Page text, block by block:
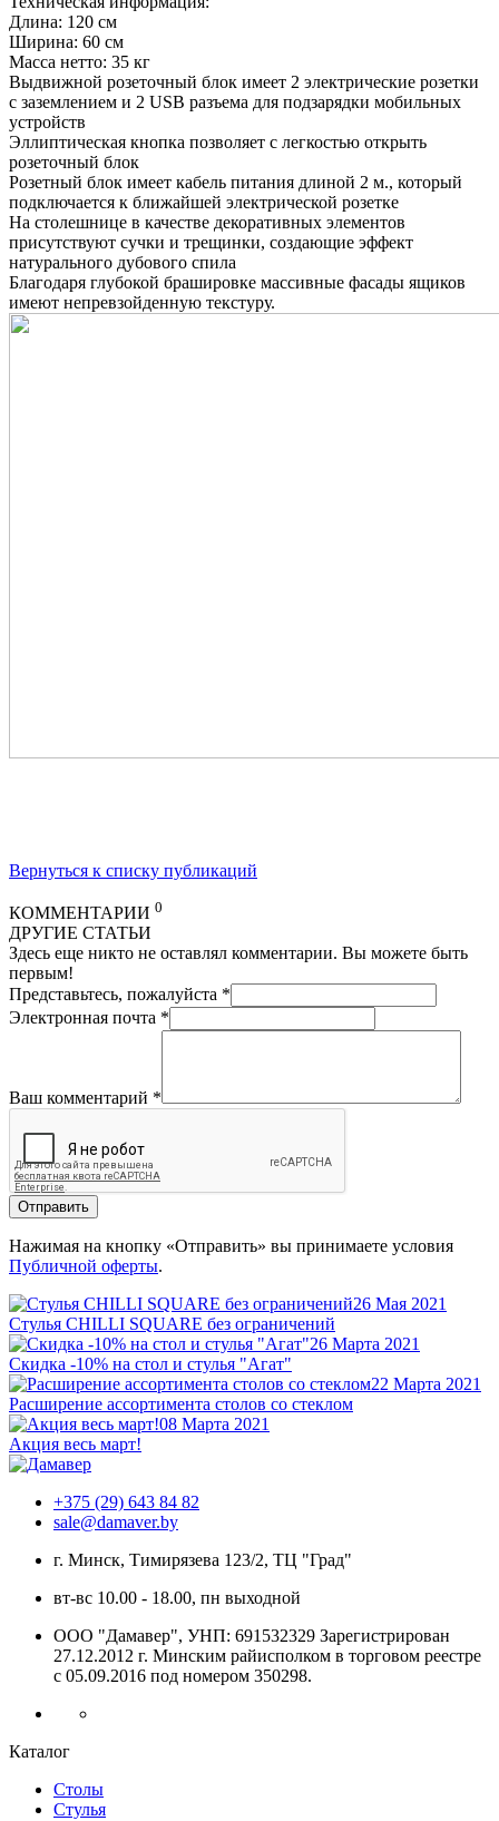
Длина: 120 см
Ширина: 60 см
Масса нетто: 35 кг
Выдвижной розеточный блок имеет 2 электрические розетки
с заземлением и 2 USB разъема для подзарядки мобильных
устройств
Эллиптическая кнопка позволяет с легкостью открыть
розеточный блок
Розетный блок имеет кабель питания длиной 2 м., который
подключается к ближайшей электрической розетке
На столешнице в качестве декоративных элементов
присутствуют сучки и трещинки, создающие эффект
натурального дубового спила
Благодаря глубокой брашировке массивные фасады ящиков
имеют непревзойденную текстуру.
Вернуться к списку публикаций
КОММЕНТАРИИ 0
ДРУГИЕ СТАТЬИ
Здесь еще никто не оставлял комментарии. Вы можете быть
первым!
Представьтесь, пожалуйста *
Электронная почта *
Ваш комментарий *
Отправить
Нажимая на кнопку «Отправить» вы принимаете условия
Публичной оферты.
26 Мая 2021
Стулья CHILLI SQUARE без ограничений
26 Марта 2021
Скидка -10% на стол и стулья "Агат"
22 Марта 2021
Расширение ассортимента столов со стеклом
08 Марта 2021
Акция весь март!
+375 (29) 643 84 82
sale@damaver.by
г. Минск, Тимирязева 123/2, ТЦ "Град"
вт-вс 10.00 - 18.00, пн выходной
ООО "Дамавер", УНП: 691532329 Зарегистрирован
27.12.2012 г. Минским райисполком в торговом реестре
с 05.09.2016 под номером 350298.
Каталог
Столы
Стулья